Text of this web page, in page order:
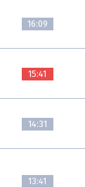
16:09
15:41
14:31
13:41